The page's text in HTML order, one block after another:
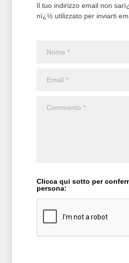
Il tuo indirizzo email non
nï¿½ utilizzato per inviarti
Clicca qui sotto per
persona: